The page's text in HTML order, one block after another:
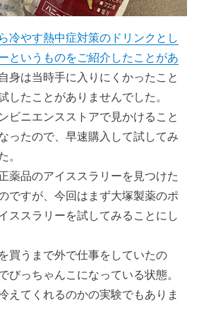
冷やす熱中症対策のドリンクとし
というものをご紹介したことがあ
身は当時手に入りにくかったこと
したことがありませんでした。
ビニエンスストアで見かけること
ったので、早速購入して試してみ
。
薬品のアイススラリーを見つけた
ですが、今回はまず大塚製薬のポ
ススラリーを試してみることにし
買うまで外で仕事をしていたの
びっちゃんこになっている状態。
えてくれるのかの実験でもありま